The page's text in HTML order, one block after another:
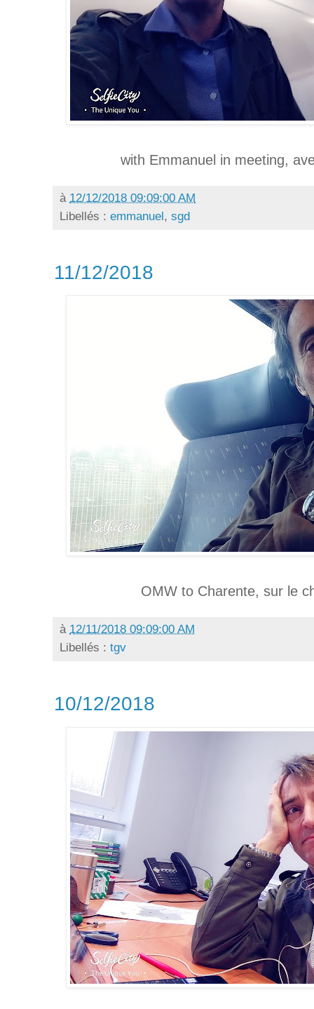
with Emmanuel in meeting,
à 12/12/2018 09:09:00 AM
Libellés : emmanuel , sgd
11/12/2018
OMW to Charente, sur le
à 12/11/2018 09:09:00 AM
Libellés : tgv
10/12/2018